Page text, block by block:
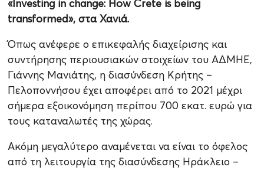
«Investing in change: How Crete is being
transformed», στα Χανιά.
Όπως ανέφερε ο επικεφαλής διαχείρισης και
συντήρησης περιουσιακών στοιχείων του ΑΔΜΗΕ,
Γιάννης Μανιάτης, η διασύνδεση Κρήτης –
Πελοποννήσου έχει αποφέρει από το 2021 μέχρι
σήμερα εξοικονόμηση περίπου 700 εκατ. ευρώ για
τους καταναλωτές της χώρας.
Ακόμη μεγαλύτερο αναμένεται να είναι το όφελος
από τη λειτουργία της διασύνδεσης Ηράκλειο –